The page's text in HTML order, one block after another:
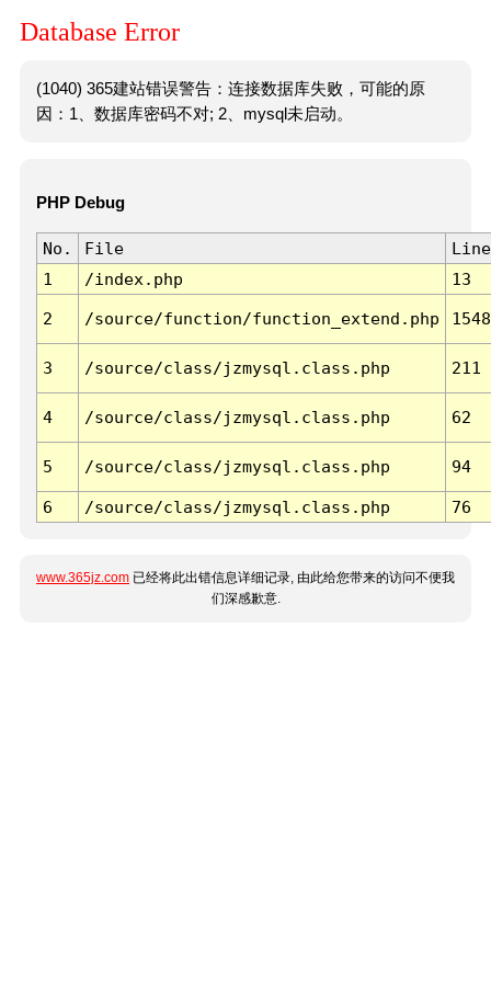
Database Error
(1040) 365建站错误警告：连接数据库失败，可能的原
因：1、数据库密码不对; 2、mysql未启动。
PHP Debug
No. File
Line
1
/index.php 13
2 /source/function/function_extend.php 1548
3 /source/class/jzmysql.class.php 211
4 /source/class/jzmysql.class.php 62
5 /source/class/jzmysql.class.php 94
6 /source/class/jzmysql.class.php 76
www.365jz.com 已经将此出错信息详细记录, 由此给您带来的访问不便我
们深感歉意.